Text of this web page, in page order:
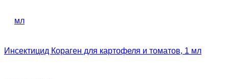
Инсектицид Кораген для картофеля и томатов, 1 мл